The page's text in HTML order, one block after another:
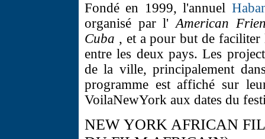
Fondé en 1999, l'annuel
organisé par l'American
Cuba , et a pour but de faciliter
entre les deux pays. Les
de la ville, principalement
programme est affiché sur
VoilaNewYork aux dates du
NEW YORK AFRICAN